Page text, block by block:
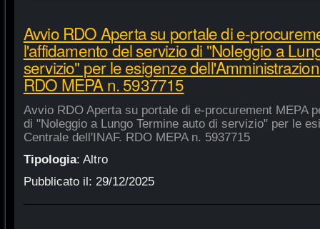
Avvio RDO Aperta su portale di e-
l'affidamento del servizio di "Noleggio a
servizio" per le esigenze
RDO MEPA n. 5937715
Avvio RDO Aperta su portale di e-procurement MEPA
di "Noleggio a Lungo Termine auto di servizio" per le
Centrale dell'INAF. RDO MEPA n. 5937715
Tipologia: Altro
Pubblicato il: 29/12/2025